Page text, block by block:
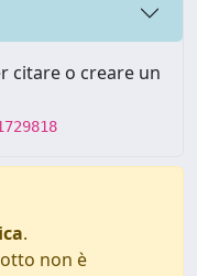
citare o creare un
.
non è